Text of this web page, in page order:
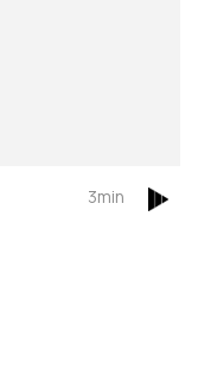
3min